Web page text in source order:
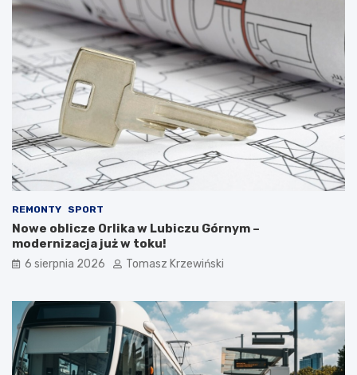
REMONTY SPORT
Nowe oblicze Orlika w Lubiczu Górnym –
modernizacja już w toku!
6 sierpnia 2026 Tomasz Krzewiński